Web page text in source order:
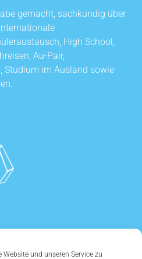
und unseren Service zu
gemacht, sachkundig über
High School,
Au-Pair,
Studium im Ausland sowie